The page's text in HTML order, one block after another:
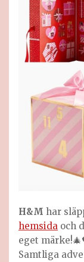
H&M har
hemsida och
eget
Samtliga